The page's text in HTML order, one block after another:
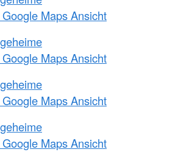
Maps Ansicht
Maps Ansicht
Maps Ansicht
Maps Ansicht